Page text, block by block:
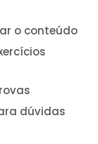
o conteúdo
dúvidas